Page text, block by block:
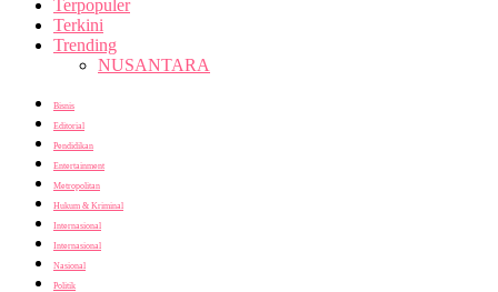
Terpopuler
Terkini
Trending
NUSANTARA
Bisnis
Editorial
Pendidikan
Entertainment
Metropolitan
Hukum & Kriminal
Internasional
Internasional
Nasional
Politik